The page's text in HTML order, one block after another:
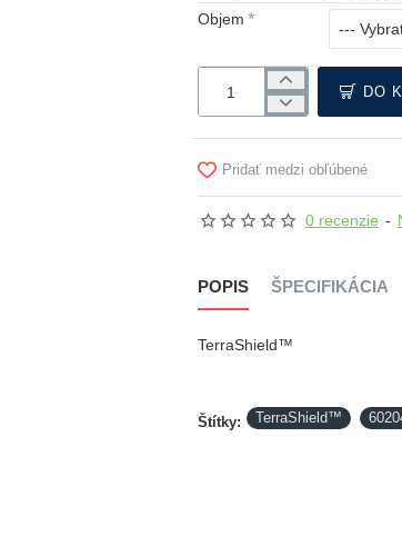
0 recenzie -
Objem
DO
Pridať medzi obľúbené
POPIS ŠPECIFIKÁCIA
TerraShield™
Štítky: TerraShield™